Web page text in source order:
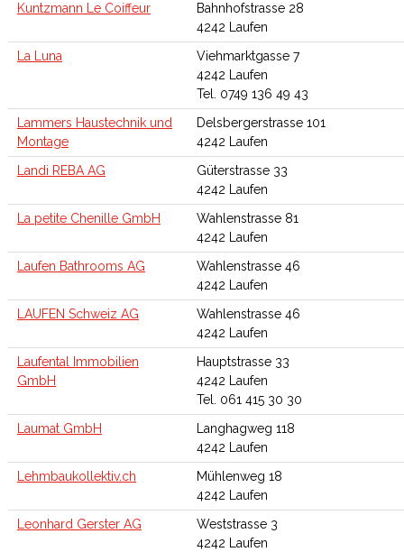
Kuntzmann Le Coiffeur
Bahnhofstrasse 28
4242 Laufen
La Luna
Viehmarktgasse 7
4242 Laufen
Tel. 0749 136 49 43
Lammers Haustechnik und
Montage
Delsbergerstrasse 101
4242 Laufen
Landi REBA AG
Güterstrasse 33
4242 Laufen
La petite Chenille GmbH
Wahlenstrasse 81
4242 Laufen
Laufen Bathrooms AG
Wahlenstrasse 46
4242 Laufen
LAUFEN Schweiz AG
Wahlenstrasse 46
4242 Laufen
Laufental Immobilien
GmbH
Hauptstrasse 33
4242 Laufen
Tel. 061 415 30 30
Laumat GmbH
Langhagweg 118
4242 Laufen
Lehmbaukollektiv.ch
Mühlenweg 18
4242 Laufen
Leonhard Gerster AG
Weststrasse 3
4242 Laufen